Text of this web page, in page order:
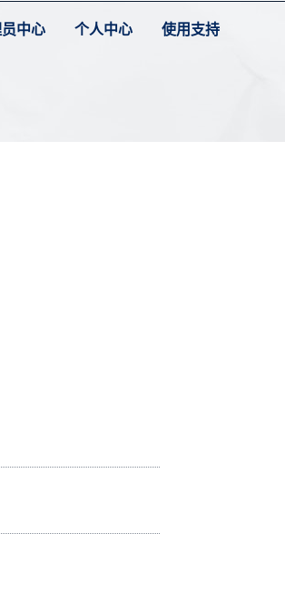
中心 个人中心 使用支持